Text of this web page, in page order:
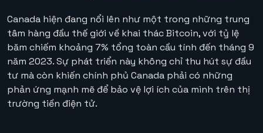
Canada hiện đang nổi lên như một trong những trung
tâm hàng đầu thế giới về khai thác Bitcoin, với tỷ lệ
băm chiếm khoảng 7% tổng toàn cầu tính đến tháng 9
năm 2023. Sự phát triển này không chỉ thu hút sự đầu
tư mà còn khiến chính phủ Canada phải có những
phản ứng mạnh mẽ để bảo vệ lợi ích của mình trên thị
trường tiền điện tử.